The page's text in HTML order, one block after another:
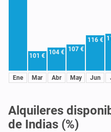
Ene
101 €
Mar
104 €
Abr
107 €
May
116 €
Jun
Alquileres
de Indias (%)